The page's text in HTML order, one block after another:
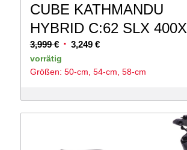
CUBE KATHMANDU
HYBRID C:62 SLX 400X
3,999€ Ursprünglicher
Preis
war:
3,249 €Aktueller
ist:
vorrätig
Größen: 50-cm, 54-cm, 58-cm